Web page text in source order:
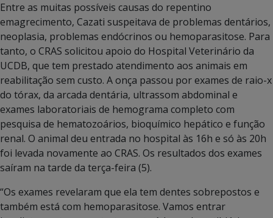
Entre as muitas possíveis causas do repentino
emagrecimento, Cazati suspeitava de problemas dentários,
neoplasia, problemas endócrinos ou hemoparasitose. Para
tanto, o CRAS solicitou apoio do Hospital Veterinário da
UCDB, que tem prestado atendimento aos animais em
reabilitação sem custo. A onça passou por exames de raio-x
do tórax, da arcada dentária, ultrassom abdominal e
exames laboratoriais de hemograma completo com
pesquisa de hematozoários, bioquímico hepático e função
renal. O animal deu entrada no hospital às 16h e só às 20h
foi levada novamente ao CRAS. Os resultados dos exames
saíram na tarde da terça-feira (5).
“Os exames revelaram que ela tem dentes sobrepostos e
também está com hemoparasitose. Vamos entrar